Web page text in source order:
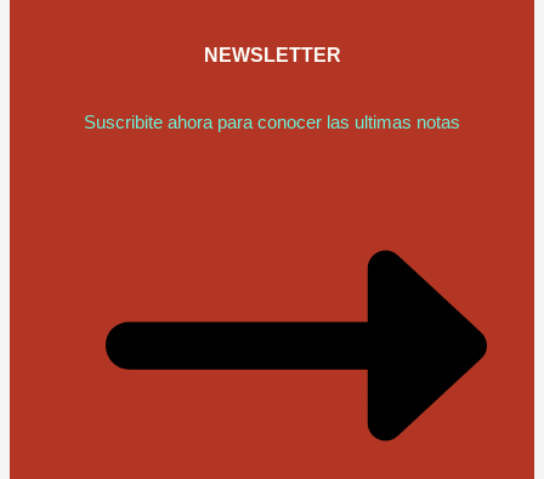
NEWSLETTER
Suscribite ahora para conocer las ultimas notas